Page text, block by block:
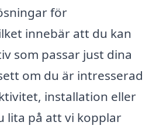
för
innebär att du kan
som passar just dina
om du är intresserad
installation eller
lita på att vi kopplar